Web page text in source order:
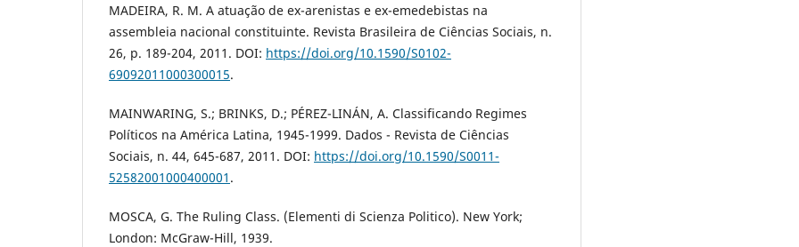
MADEIRA, R. M. A atuação de ex-arenistas e ex-emedebistas na
assembleia nacional constituinte. Revista Brasileira de Ciências Sociais, n.
26, p. 189-204, 2011. DOI: https://doi.org/10.1590/S0102-
69092011000300015.
MAINWARING, S.; BRINKS, D.; PÉREZ-LINÁN, A. Classificando Regimes
Políticos na América Latina, 1945-1999. Dados - Revista de Ciências
Sociais, n. 44, 645-687, 2011. DOI: https://doi.org/10.1590/S0011-
52582001000400001 .
MOSCA, G. The Ruling Class. (Elementi di Scienza Politico). New York;
London: McGraw-Hill, 1939.